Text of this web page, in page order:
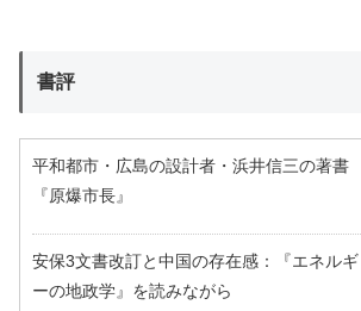
書評
平和都市・広島の設計者・浜井信三の著書
『原爆市長』
安保3文書改訂と中国の存在感：『エネルギ
ーの地政学』を読みながら